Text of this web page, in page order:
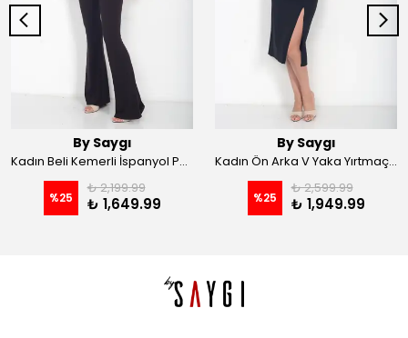
By Saygı
Kadın Beli Kemerli İspanyol Paça Likralı Krep Pantolon - Kahve
%25
₺ 2,199.99
₺ 1,649.99
By Saygı
Kadın Ön Arka V Yaka Yırtmaçlı Likralı Scuba Midi Elbise - Siyah
%25
₺ 2,599.99
₺ 1,949.99